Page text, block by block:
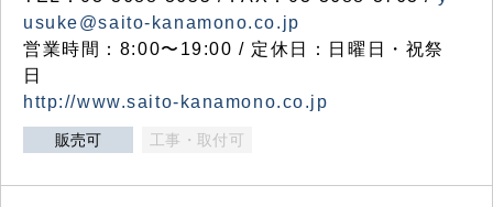
usuke@saito-kanamono.co.jp
営業時間：8:00〜19:00 / 定休日：日曜日・祝祭
日
http://www.saito-kanamono.co.jp
販売可 工事・取付可